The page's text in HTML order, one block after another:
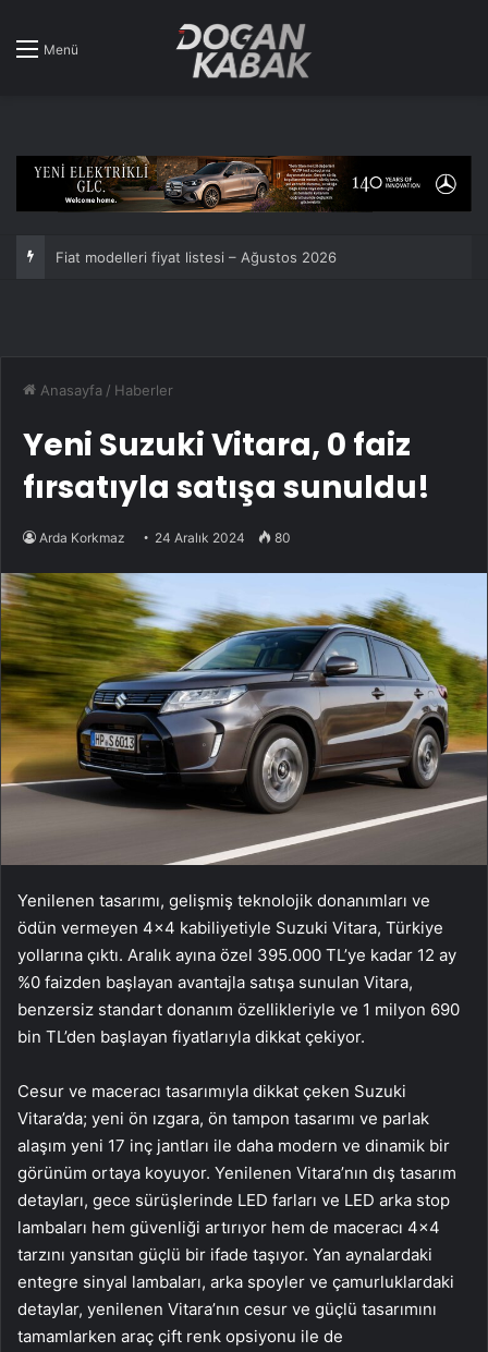
Menü
Anasayfa / Haberler
Yeni Suzuki Vitara, 0 faiz
fırsatıyla satışa sunuldu!
Arda Korkmaz 24 Aralık 2024 80
Yenilenen tasarımı, gelişmiş teknolojik donanımları ve
ödün vermeyen 4×4 kabiliyetiyle Suzuki Vitara, Türkiye
yollarına çıktı. Aralık ayına özel 395.000 TL’ye kadar 12 ay
%0 faizden başlayan avantajla satışa sunulan Vitara,
benzersiz standart donanım özellikleriyle ve 1 milyon 690
bin TL’den başlayan fiyatlarıyla dikkat çekiyor.
Cesur ve maceracı tasarımıyla dikkat çeken Suzuki
Vitara’da; yeni ön ızgara, ön tampon tasarımı ve parlak
alaşım yeni 17 inç jantları ile daha modern ve dinamik bir
görünüm ortaya koyuyor. Yenilenen Vitara’nın dış tasarım
detayları, gece sürüşlerinde LED farları ve LED arka stop
lambaları hem güvenliği artırıyor hem de maceracı 4×4
tarzını yansıtan güçlü bir ifade taşıyor. Yan aynalardaki
entegre sinyal lambaları, arka spoyler ve çamurluklardaki
detaylar, yenilenen Vitara’nın cesur ve güçlü tasarımını
tamamlarken araç çift renk opsiyonu ile de